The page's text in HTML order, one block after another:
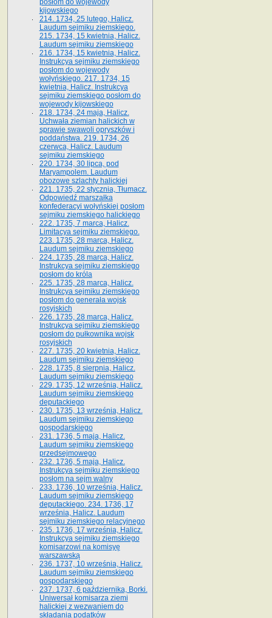
posłom do wojewody
kijowskiego
214. 1734, 25 lutego, Halicz.
Laudum sejmiku ziemskiego.
215. 1734, 15 kwietnia, Halicz.
Laudum sejmiku ziemskiego
216. 1734, 15 kwietnia, Halicz.
Instrukcya sejmiku ziemskiego
posłom do wojewody
wołyńskiego. 217. 1734, 15
kwietnia, Halicz. Instrukcya
sejmiku ziemskiego posłom do
wojewody kijowskiego
218. 1734, 24 maja, Halicz.
Uchwała ziemian halickich w
sprawie swawoli opryszków i
poddaństwa. 219. 1734, 26
czerwca, Halicz. Laudum
sejmiku ziemskiego
220. 1734, 30 lipca, pod
Maryampolem. Laudum
obozowe szlachty halickiej
221. 1735, 22 stycznia, Tłumacz.
Odpowiedź marszałka
konfederacyi wołyńskiej posłom
sejmiku ziemskiego halickiego
222. 1735, 7 marca, Halicz.
Limitacya sejmiku ziemskiego.
223. 1735, 28 marca, Halicz.
Laudum sejmiku ziemskiego
224. 1735, 28 marca, Halicz.
Instrukcya sejmiku ziemskiego
posłom do króla
225. 1735, 28 marca, Halicz.
Instrukcya sejmiku ziemskiego
posłom do generała wojsk
rosyjskich
226. 1735, 28 marca, Halicz.
Instrukcya sejmiku ziemskiego
posłom do pułkownika wojsk
rosyjskich
227. 1735, 20 kwietnia, Halicz.
Laudum sejmiku ziemskiego
228. 1735, 8 sierpnia, Halicz.
Laudum sejmiku ziemskiego
229. 1735, 12 września, Halicz.
Laudum sejmiku ziemskiego
deputackiego
230. 1735, 13 września, Halicz.
Laudum sejmiku ziemskiego
gospodarskiego
231. 1736, 5 maja, Halicz.
Laudum sejmiku ziemskiego
przedsejmowego
232. 1736, 5 maja, Halicz.
Instrukcya sejmiku ziemskiego
posłom na sejm walny
233. 1736, 10 września, Halicz.
Laudum sejmiku ziemskiego
deputackiego. 234. 1736, 17
września, Halicz. Laudum
sejmiku ziemskiego relacyjnego
235. 1736, 17 września, Halicz.
Instrukcya sejmiku ziemskiego
komisarzowi na komisyę
warszawską
236. 1737, 10 września, Halicz.
Laudum sejmiku ziemskiego
gospodarskiego
237. 1737, 6 października, Borki.
Uniwersał komisarza ziemi
halickiej z wezwaniem do
składania podatków